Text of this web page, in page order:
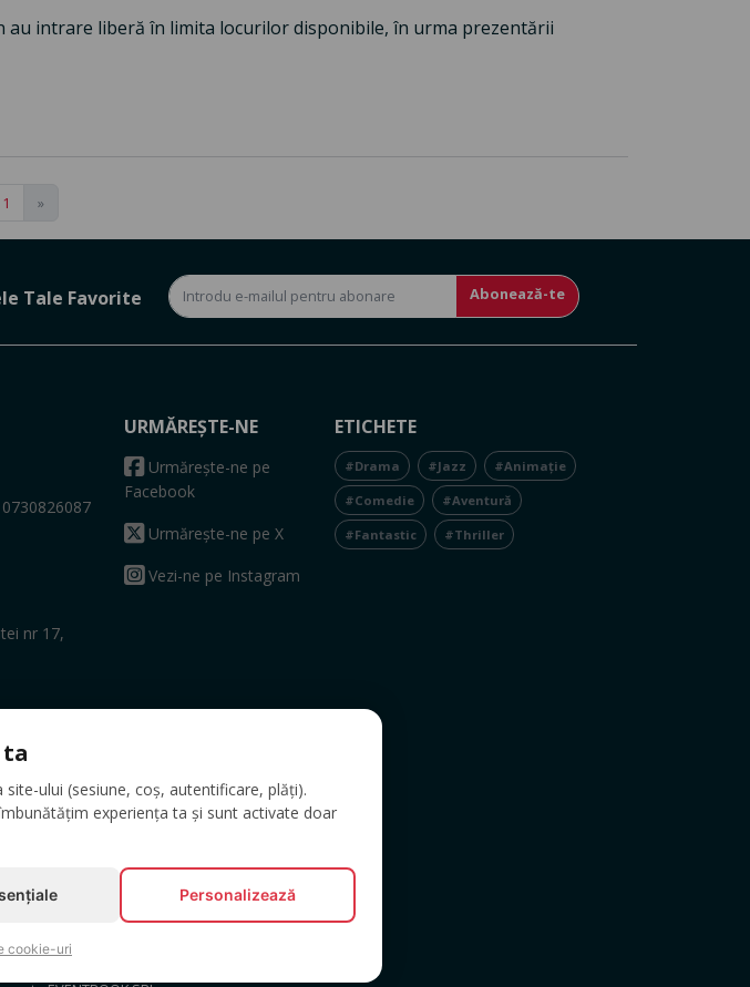
au intrare liberă în limita locurilor disponibile, în urma prezentării
1 »
Tale Favorite Abonează-te
nr 17,
URMĂREȘTE-NE
Urmărește-ne pe
Facebook
Urmărește-ne pe X
Vezi-ne pe Instagram
ETICHETE
#Drama #Jazz #Animație
#Comedie #Aventură
#Fantastic #Thriller
ului (sesiune, coș, autentificare, plăți).
experiența ta și sunt activate doar
Personalizează
cookie-uri